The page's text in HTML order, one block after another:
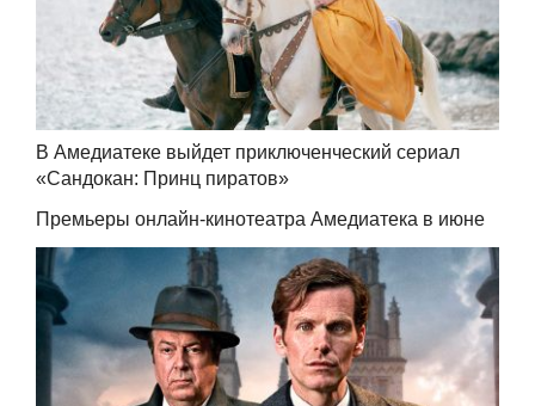
В Амедиатеке выйдет приключенческий сериал
«Сандокан: Принц пиратов»
Премьеры онлайн-кинотеатра Амедиатека в июне